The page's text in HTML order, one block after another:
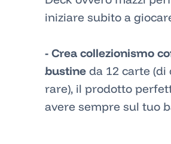
iniziare subito a
- Crea collezionismo
bustine da 12 carte (di
rare), il prodotto
avere sempre sul tuo